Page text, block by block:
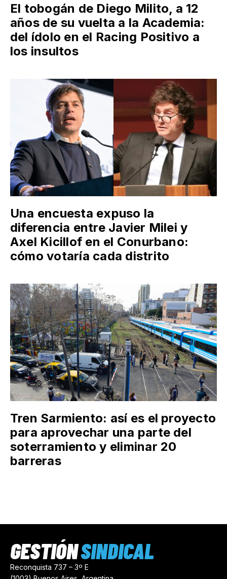
El tobogán de Diego Milito, a 12
años de su vuelta a la Academia:
del ídolo en el Racing Positivo a
los insultos
Una encuesta expuso la
diferencia entre Javier Milei y
Axel Kicillof en el Conurbano:
cómo votaría cada distrito
Tren Sarmiento: así es el proyecto
para aprovechar una parte del
soterramiento y eliminar 20
barreras
Reconquista 737 – 3º E
GESTIÓNSINDICAL